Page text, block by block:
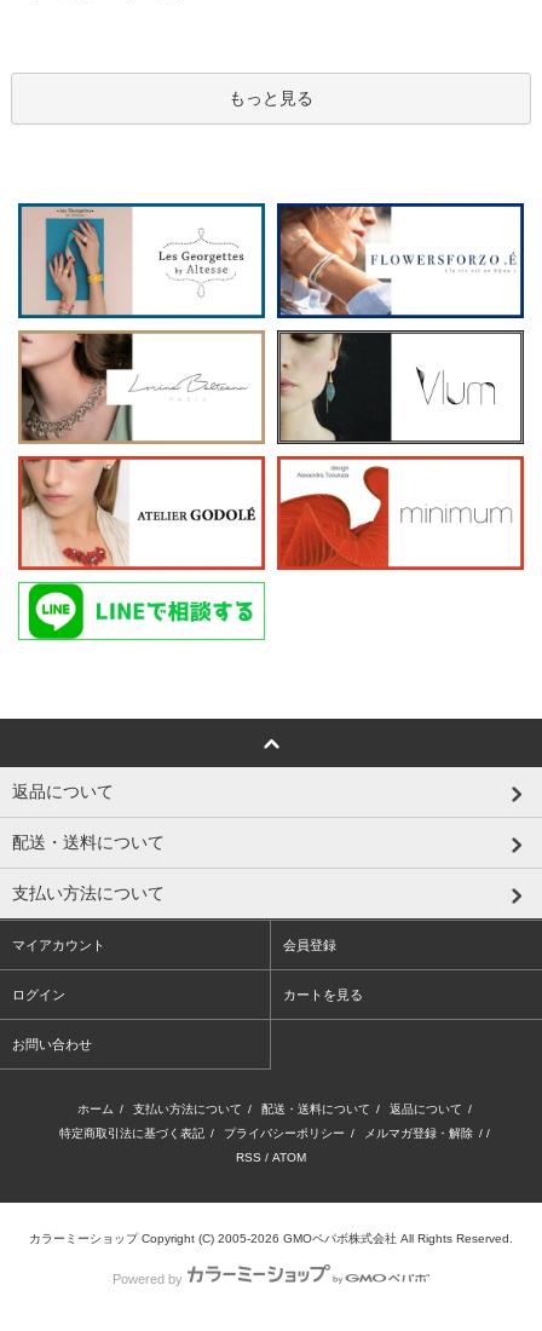
もっと見る
返品について
配送・送料について
支払い方法について
マイアカウント 会員登録
ログイン カートを見る
お問い合わせ
ホーム / 支払い方法について / 配送・送料について / 返品について /
特定商取引法に基づく表記 / プライバシーポリシー / メルマガ登録・解除 / /
RSS / ATOM
カラーミーショップCopyright (C) 2005-2026 GMOペパボ株式会社 All Rights Reserved.
Powered by